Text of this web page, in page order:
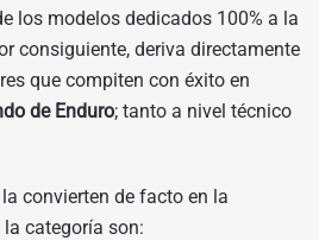
los modelos dedicados 100% a la
consiguiente, deriva directamente
que compiten con éxito en
de Enduro; tanto a nivel técnico
convierten de facto en la
categoría son: